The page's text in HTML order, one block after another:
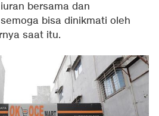
bersama dan
bisa dinikmati oleh
saat itu.